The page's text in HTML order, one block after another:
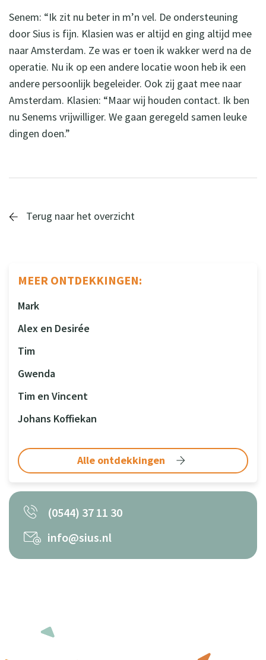
MEER ONTDEKKINGEN:
Mark
Alex en Desirée
Tim
Gwenda
Tim en Vincent
Johans Koffiekan
Alle ontdekkingen
(0544) 37 11 30
info@sius.nl
Senem: “Ik zit nu beter in m’n vel. De ondersteuning
door Sius is fijn. Klasien was er altijd en ging altijd mee
naar Amsterdam. Ze was er toen ik wakker werd na de
operatie. Nu ik op een andere locatie woon heb ik een
andere persoonlijk begeleider. Ook zij gaat mee naar
Amsterdam. Klasien: “Maar wij houden contact. Ik ben
nu Senems vrijwilliger. We gaan geregeld samen leuke
dingen doen.”
Terug naar het overzicht